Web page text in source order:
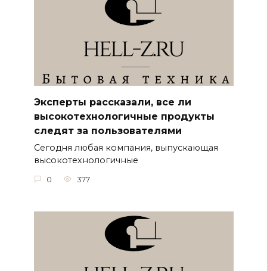
Эксперты рассказали, все ли
высокотехнологичные продукты
следят за пользователями
Сегодня любая компания, выпускающая
высокотехнологичные
0 377